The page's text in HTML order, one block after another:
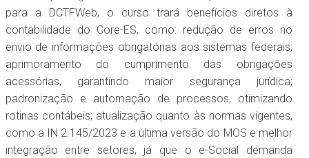
para a DCTFWeb, o curso trará benefícios diretos à
contabilidade do Core-ES, como: redução de erros no
envio de informações obrigatórias aos sistemas federais;
aprimoramento do cumprimento das obrigações
acessórias, garantindo maior segurança jurídica;
padronização e automação de processos, otimizando
rotinas contábeis; atualização quanto às normas vigentes,
como a IN 2.145/2023 e a última versão do MOS e melhor
integração entre setores, já que o e-Social demanda